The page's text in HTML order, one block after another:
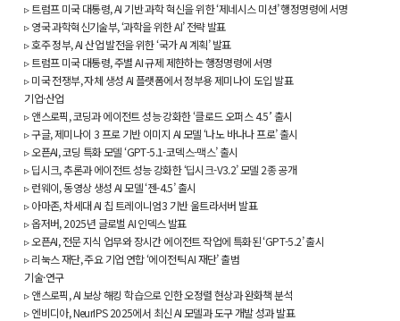
▹ 트럼프 미국 대통령, AI 기반 과학 혁신을 위한 ‘제네시스 미션’ 행정명령에 서명
▹ 영국 과학혁신기술부, ‘과학을 위한 AI’ 전략 발표
▹ 호주 정부, AI 산업 발전을 위한 ‘국가 AI 계획’ 발표
▹ 트럼프 미국 대통령, 주별 AI 규제 제한하는 행정명령에 서명
▹ 미국 전쟁부, 자체 생성 AI 플랫폼에서 정부용 제미나이 도입 발표
기업·산업
▹ 앤스로픽, 코딩과 에이전트 성능 강화한 ‘클로드 오퍼스 4.5’ 출시
▹ 구글, 제미나이 3 프로 기반 이미지 AI 모델 ‘나노 바나나 프로’ 출시
▹ 오픈AI, 코딩 특화 모델 ‘GPT-5.1-코덱스-맥스’ 출시
▹ 딥시크, 추론과 에이전트 성능 강화한 ‘딥시크-V3.2’ 모델 2종 공개
▹ 런웨이, 동영상 생성 AI 모델 ‘젠-4.5’ 출시
▹ 아마존, 차세대 AI 칩 트레이니엄3 기반 울트라서버 발표
▹ 옵저버, 2025년 글로벌 AI 인덱스 발표
▹ 오픈AI, 전문 지식 업무와 장시간 에이전트 작업에 특화된 ‘GPT-5.2’ 출시
▹ 리눅스 재단, 주요 기업 연합 ‘에이전틱 AI 재단’ 출범
기술·연구
▹ 앤스로픽, AI 보상 해킹 학습으로 인한 오정렬 현상과 완화책 분석
▹ 엔비디아, NeurIPS 2025에서 최신 AI 모델과 도구 개발 성과 발표